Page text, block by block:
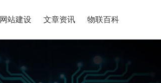
网站建设 文章资讯 物联百科